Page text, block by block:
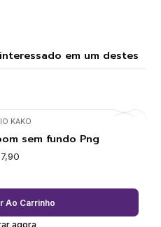
em um destes
KAKO
sem fundo Png
Ao Carrinho
agora